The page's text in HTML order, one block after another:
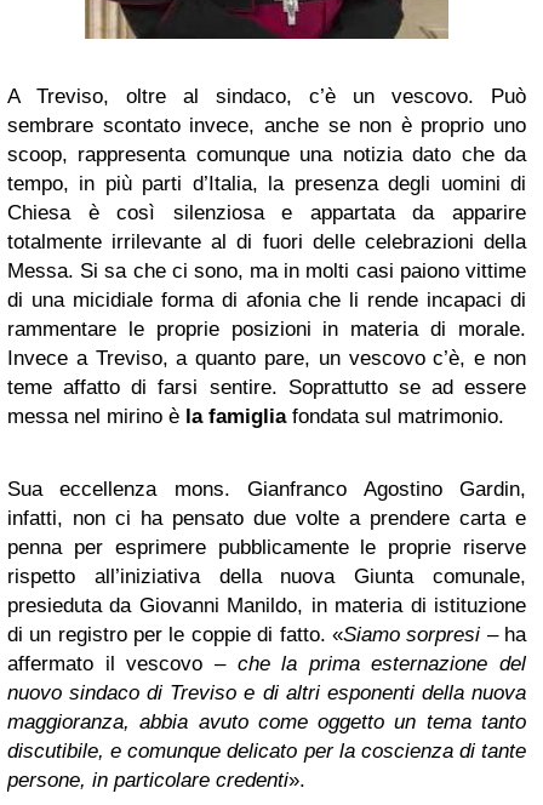
A Treviso, oltre al sindaco, c’è un vescovo. Può
sembrare scontato invece, anche se non è proprio uno
scoop, rappresenta comunque una notizia dato che da
tempo, in più parti d’Italia, la presenza degli uomini di
Chiesa è così silenziosa e appartata da apparire
totalmente irrilevante al di fuori delle celebrazioni della
Messa. Si sa che ci sono, ma in molti casi paiono vittime
di una micidiale forma di afonia che li rende incapaci di
rammentare le proprie posizioni in materia di morale.
Invece a Treviso, a quanto pare, un vescovo c’è, e non
teme affatto di farsi sentire. Soprattutto se ad essere
messa nel mirino è la famigliafondata sul matrimonio.
Sua eccellenza mons. Gianfranco Agostino Gardin,
infatti, non ci ha pensato due volte a prendere carta e
penna per esprimere pubblicamente le proprie riserve
rispetto all’iniziativa della nuova Giunta comunale,
presieduta da Giovanni Manildo, in materia di istituzione
di un registro per le coppie di fatto. «Siamo sorpresi – ha
affermato il vescovo – che la prima esternazione del
nuovo sindaco di Trevisoe di altri esponenti della nuova
maggioranza, abbia avuto come oggetto un tema tanto
discutibile, e comunque delicato per la coscienza di tante
persone, in particolare credenti».